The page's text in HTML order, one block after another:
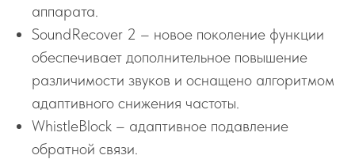
аппарата.
SoundRecover 2 – новое поколение функции
обеспечивает дополнительное повышение
различимости звуков и оснащено алгоритмом
адаптивного снижения частоты.
WhistleBlock – адаптивное подавление
обратной связи.